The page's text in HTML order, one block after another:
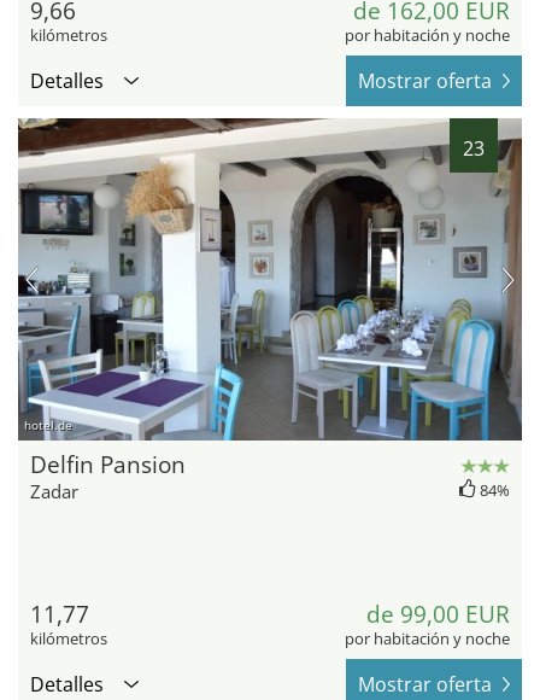
9,66
kilómetros
de 162,00 EUR
por habitación y noche
Detalles Mostrar oferta
23
hotel.de
Delfin Pansion
Zadar 84%
11,77
kilómetros
de 99,00 EUR
por habitación y noche
Detalles Mostrar oferta